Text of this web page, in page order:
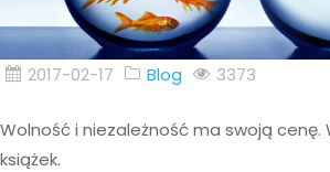
2017-02-17 Blog 3373
Wolność i niezależność ma swoją cenę.
książek.